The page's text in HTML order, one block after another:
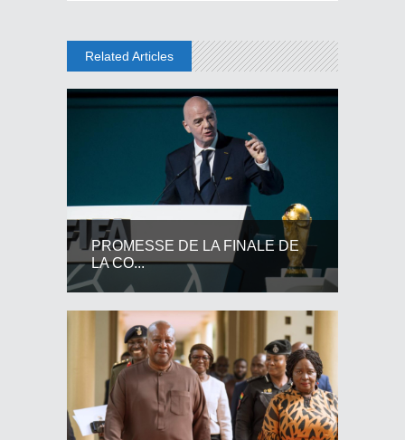
Related Articles
PROMESSE DE LA FINALE DE
LA CO...